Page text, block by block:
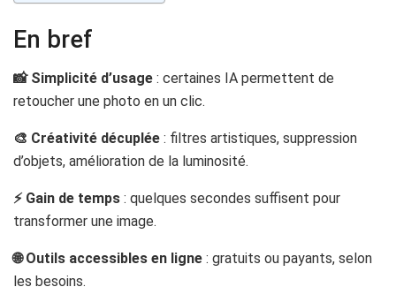
En bref
📸 Simplicité d’usage : certaines IA permettent de
retoucher une photo en un clic.
🎨 Créativité décuplée : filtres artistiques, suppression
d’objets, amélioration de la luminosité.
⚡ Gain de temps : quelques secondes suffisent pour
transformer une image.
🌐 Outils accessibles en ligne : gratuits ou payants, selon
les besoins.